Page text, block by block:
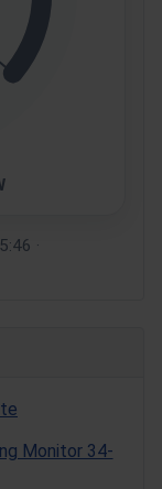
·
Monitor 34-